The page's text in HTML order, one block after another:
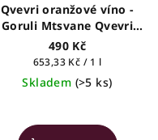
Qvevri oranžové víno -
Goruli Mtsvane Qvevri
2023 - Napheri
490 Kč
Měrná
cena:
653,33 Kč / 1 l
Skladem (>5 ks)
hodnocení